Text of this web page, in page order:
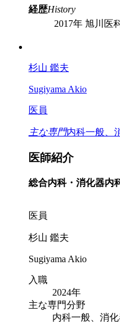
経歴History
2017年 旭川医
杉山 鑑夫
Sugiyama Akio
医員
主な専門内科一般、
医師紹介
総合内科・消化器内
医員
杉山 鑑夫
Sugiyama Akio
入職
2024年
主な専門分野
内科一般、消